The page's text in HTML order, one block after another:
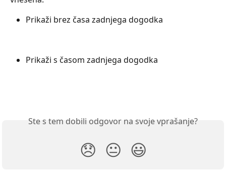
Prikaži brez časa zadnjega dogodka
Prikaži s časom zadnjega dogodka
Ste s tem dobili odgovor na svoje vprašanje?
😞 😐 😃